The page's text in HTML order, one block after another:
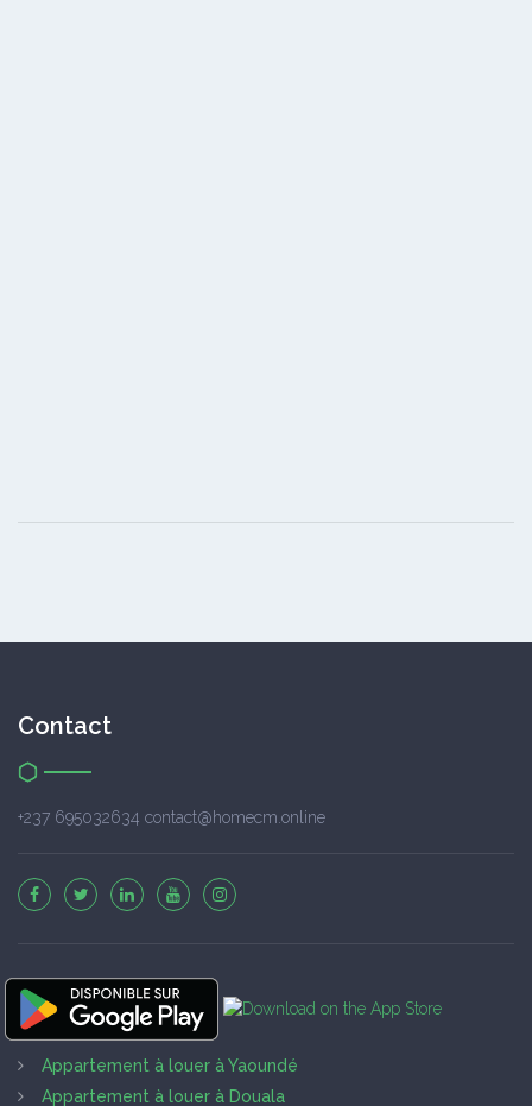
Contact
+237 695032634 contact@homecm.online
Appartement à louer à Yaoundé
Appartement à louer à Douala